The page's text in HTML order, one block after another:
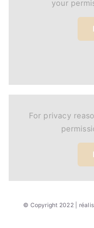
your
For privacy
© Copyright 2022 |